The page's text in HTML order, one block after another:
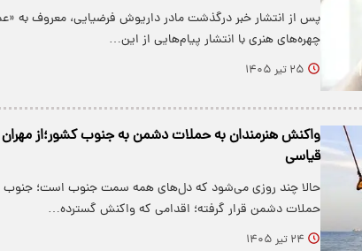
پس از انتشار خبر درگذشت مادر داریوش فرضیایی، معروف به
چهره‌های هنری با انتشار پیام‌هایی از این…
۲۵ تیر ۱۴۰۵
واکنش هنرمندان به حملات دشمن به جنوب کشور؛از مهران
قیاسی
حالا چند روزی می‌شود که دل‌های همه سمت جنوب است؛ جنوب
حملات دشمن قرار گرفته؛ اقدامی که واکنش گسترده…
۲۴ تیر ۱۴۰۵